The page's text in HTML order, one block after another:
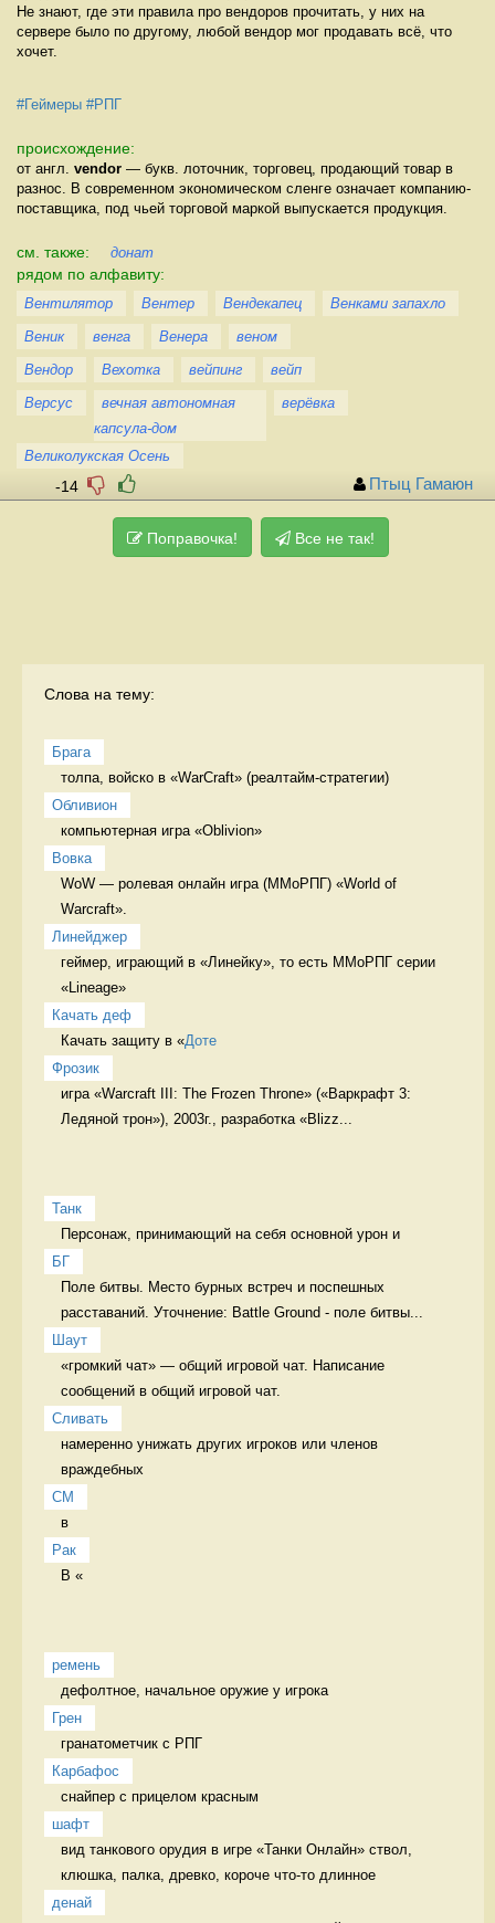
Не знают, где эти правила про вендоров прочитать, у них на
сервере было по другому, любой вендор мог продавать всё, что
хочет.
#Геймеры #РПГ
происхождение:
от англ. vendor — букв. лоточник, торговец, продающий товар в
разнос. В современном экономическом сленге означает компанию-
поставщика, под чьей торговой маркой выпускается продукция.
см. также: донат
рядом по алфавиту:
Вентилятор Вентер Вендекапец
Венками запахло
Веник
венга Венера
веном
Вендор
Вехотка вейпинг
вейп
Версус
вечная автономная
капсула-дом
верёвка
Великолукская Осень
-14 Птыц Гамаюн
Поправочка! Все не так!
Слова на тему:
Брага
толпа, войско в «WarCraft» (реалтайм-стратегии)
Обливион
компьютерная игра «Oblivion»
Вовка
WoW — ролевая онлайн игра (ММоРПГ) «World of
Warcraft».
Линейджер
геймер, играющий в «Линейку», то есть ММоРПГ серии
«Lineage»
Качать деф
Качать защиту в «Доте
Фрозик
игра «Warcraft III: The Frozen Throne» («Варкрафт 3:
Ледяной трон»), 2003г., разработка «Blizz...
Танк
Персонаж, принимающий на себя основной урон и
БГ
Поле битвы. Место бурных встреч и поспешных
расставаний. Уточнение: Battle Ground - поле битвы...
Шаут
«громкий чат» — общий игровой чат. Написание
сообщений в общий игровой чат.
Сливать
намеренно унижать других игроков или членов
враждебных
CM
в
Рак
В «
ремень
дефолтное, начальное оружие у игрока
Грен
гранатометчик с РПГ
Карбафос
снайпер с прицелом красным
шафт
вид танкового орудия в игре «Танки Онлайн» ствол,
клюшка, палка, древко, короче что-то длинное
денай